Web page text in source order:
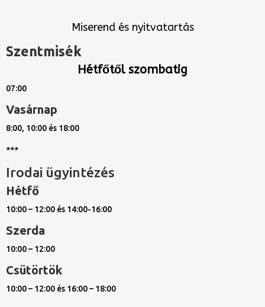
Miserend és nyitvatartás
Szentmisék
Hétfőtől szombatig
07:00
Vasárnap
8:00, 10:00 és 18:00
***
Irodai ügyintézés
Hétfő
10:00 – 12:00 és 14:00-16:00
Szerda
10:00 – 12:00
Csütörtök
10:00 – 12:00 és 16:00 – 18:00